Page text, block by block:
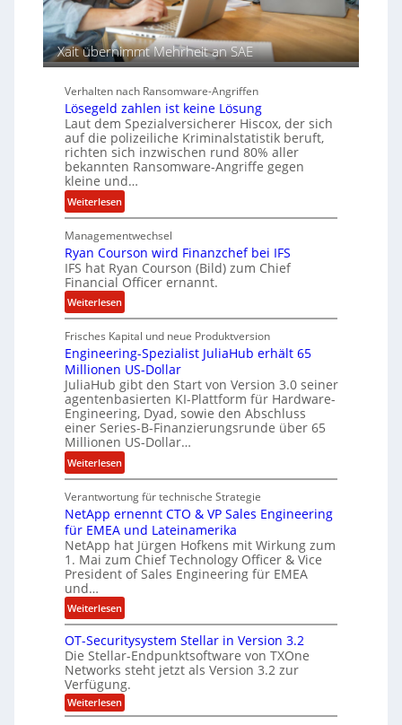
r
S
p
u
c
y
a
r
e
i
t
e
n
z
u
s
m
m
e
n
Xait übernimmt Mehrheit an SAE
Verhalten nach Ransomware-Angriffen
Lösegeld zahlen ist keine Lösung
Laut dem Spezialversicherer Hiscox, der sich
auf die polizeiliche Kriminalstatistik beruft,
richten sich inzwischen rund 80% aller
bekannten Ransomware-Angriffe gegen
kleine und…
Weiterlesen:
L
ö
s
e
g
e
l
d
z
a
h
l
e
n
i
s
i
n
e
ö
s
u
n
g
Managementwechsel
Ryan Courson wird Finanzchef bei IFS
IFS hat Ryan Courson (Bild) zum Chief
Financial Officer ernannt.
Weiterlesen:
R
y
a
n
C
o
u
s
o
i
r
d
F
n
a
n
z
c
h
e
Frisches Kapital und neue Produktversion
Engineering-Spezialist JuliaHub erhält 65
Millionen US-Dollar
JuliaHub gibt den Start von Version 3.0 seiner
agentenbasierten KI-Plattform für Hardware-
Engineering, Dyad, sowie den Abschluss
einer Series-B-Finanzierungsrunde über 65
Millionen US-Dollar…
Weiterlesen:
E
n
g
n
e
e
r
i
g
S
p
e
Verantwortung für technische Strategie
NetApp ernennt CTO & VP Sales Engineering
für EMEA und Lateinamerika
NetApp hat Jürgen Hofkens mit Wirkung zum
1. Mai zum Chief Technology Officer & Vice
President of Sales Engineering für EMEA
und…
Weiterlesen:
N
e
t
A
p
p
OT-Securitysystem Stellar in Version 3.2
Die Stellar-Endpunktsoftware von TXOne
Networks steht jetzt als Version 3.2 zur
Verfügung.
Weiterlesen:
O